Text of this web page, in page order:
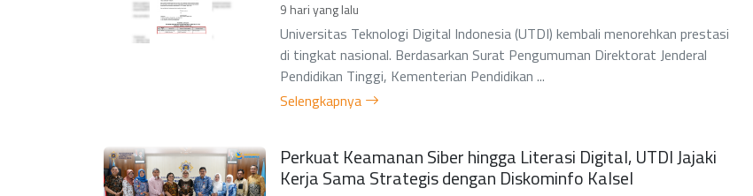
9 hari yang lalu
Universitas Teknologi Digital Indonesia (UTDI) kembali menorehkan prestasi
di tingkat nasional. Berdasarkan Surat Pengumuman Direktorat Jenderal
Pendidikan Tinggi, Kementerian Pendidikan ...
Selengkapnya
Perkuat Keamanan Siber hingga Literasi Digital, UTDI Jajaki
Kerja Sama Strategis dengan Diskominfo Kalsel